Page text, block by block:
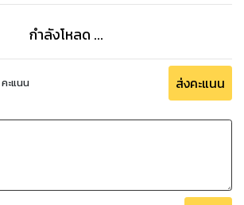
กำลังโหลด ...
คะแนน ส่งคะแนน